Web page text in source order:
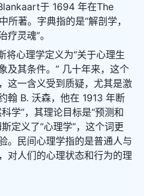
于 1694 年在The
著。字典指的是“解剖学，
灵魂”。
将心理学定义为“关于心理生
及其条件。” 几十年来，这个
这一含义受到质疑，尤其是激
翰 B. 沃森，他在 1913 年断
学”，其理论目标是“预测和
定义了“心理学”，这个词更
。民间心理学指的是普通人与
对人们的心理状态和行为的理